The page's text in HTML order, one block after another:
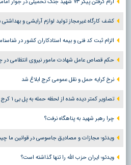
آرام گرفتن پیکر ۷۳ شهید جنگ تحمیلی در جوار امامزادگان استان البرز
کشف کارگاه غیرمجاز تولید لوازم آرایشی و
الزام ثبت کد فنی و بیمه استادکاران کشور در
حکم قصاص عامل شهادت مامور نیروی انتظامی در
نرخ کرایه حمل و نقل عمومی کرج ابلاغ شد
تصاویر کمتر دیده شده از لحظه حمله به پل بی ۱ کرج
چرا رهبر شهید به پناهگاه نرفت؟
ویدئو؛ مجازات و مصادیق جاسوسی در قوانین ما
ویدئو؛ ایران حزب الله را تنها گذاشته است؟